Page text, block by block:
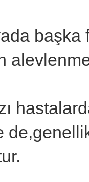
başka